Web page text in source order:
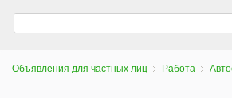
Объявления для частных лиц Работа